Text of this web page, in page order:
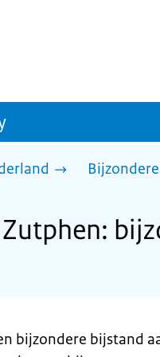
bijzondere bijstand